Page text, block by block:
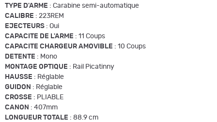
TYPE D'ARME : Carabine semi-automatique
CALIBRE : 223REM
EJECTEURS : Oui
CAPACITE DE L'ARME : 11 Coups
CAPACITE CHARGEUR AMOVIBLE : 10 Coups
DETENTE : Mono
MONTAGE OPTIQUE : Rail Picatinny
HAUSSE : Réglable
GUIDON : Réglable
CROSSE : PLIABLE
CANON : 407mm
LONGUEUR TOTALE : 88.9 cm